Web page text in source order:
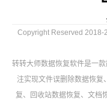
Copyright Reserved 2018-
转转大师数据恢复软件是一
注实现文件误删除数据恢复
复、回收站数据恢复、文档